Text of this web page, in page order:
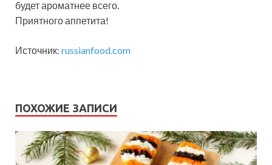
будет ароматнее всего.
Приятного аппетита!
Источник: russianfood.com
ПОХОЖИЕ ЗАПИСИ